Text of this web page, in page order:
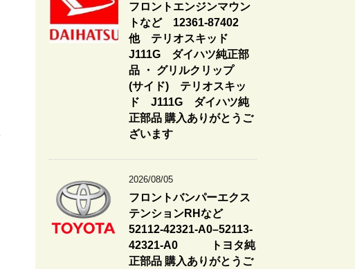
フロントエンジンマウン
トなど 12361-87402
他 テリオスキッド
J111G ダイハツ純正部
品 ・ グリルクリップ
(サイド) テリオスキッ
ド J111G ダイハツ純
正部品 購入ありがとうご
ざいます
2026/08/05
フロントバンパーエクス
テンションRHなど
52112-42321-A0–52113-
42321-A0 トヨタ純
正部品 購入ありがとうご